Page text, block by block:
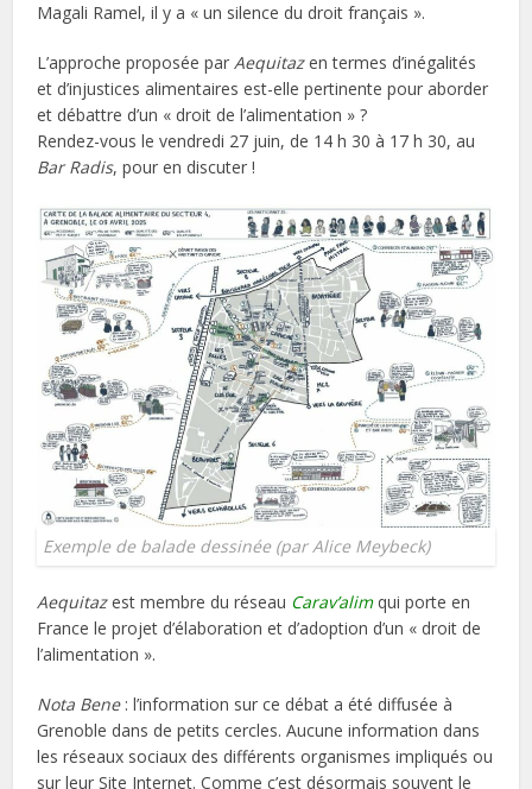
Magali Ramel, il y a « un silence du droit français ».
L’approche proposée parAequitazen termes d’inégalités
et d’injustices alimentaires est-elle pertinente pour aborder
et débattre d’un « droit de l’alimentation » ?
Rendez-vous le vendredi 27 juin, de 14 h 30 à 17 h 30, au
Bar Radis, pour en discuter !
Exemple de balade dessinée (par Alice Meybeck)
Aequitazest membre du réseau Carav’alimqui porte en
France le projet d’élaboration et d’adoption d’un « droit de
l’alimentation ».
Nota Bene: l’information sur ce débat a été diffusée à
Grenoble dans de petits cercles. Aucune information dans
les réseaux sociaux des différents organismes impliqués ou
sur leur Site Internet. Comme c’est désormais souvent le